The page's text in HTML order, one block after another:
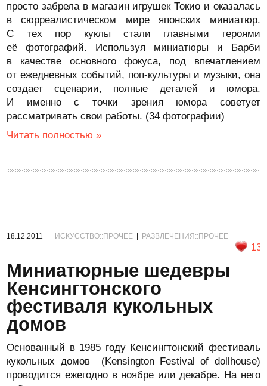
просто забрела в магазин игрушек Токио и оказалась
в сюрреалистическом мире японских миниатюр.
С тех пор куклы стали главными героями
её фотографий. Используя миниатюры и Барби
в качестве основного фокуса, под впечатлением
от ежедневных событий, поп-культуры и музыки, она
создает сценарии, полные деталей и юмора.
И именно с точки зрения юмора советует
рассматривать свои работы. (34 фотографии)
Читать полностью »
18.12.2011 ИСКУССТВО::ПРОЧЕЕ РАЗВЛЕЧЕНИЯ::ПРОЧЕЕ
13
Миниатюрные шедевры
Кенсингтонского
фестиваля кукольных
домов
Основанный в 1985 году Кенсингтонский фестиваль
кукольных домов (Kensington Festival of dollhouse)
проводится ежегодно в ноябре или декабре. На него